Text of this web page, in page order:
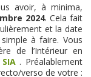
avoir, à minima,
2024. Cela fait
et la date
à faire. Vous
de l’Intérieur en
. Préalablement
verso de votre :